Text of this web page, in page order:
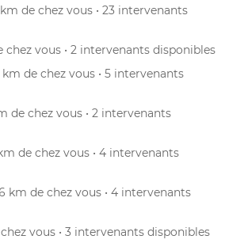
km de chez vous • 23 intervenants
chez vous • 2 intervenants disponibles
km de chez vous • 5 intervenants
de chez vous • 2 intervenants
km de chez vous • 4 intervenants
km de chez vous • 4 intervenants
chez vous • 3 intervenants disponibles